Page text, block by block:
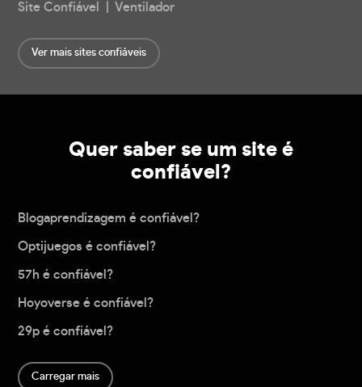
Site Confiável | Ventilador
Ver mais sites confiáveis
Quer saber se um site é
confiável?
Blogaprendizagem é confiável?
Optijuegos é confiável?
57h é confiável?
Hoyoverse é confiável?
29p é confiável?
Carregar mais